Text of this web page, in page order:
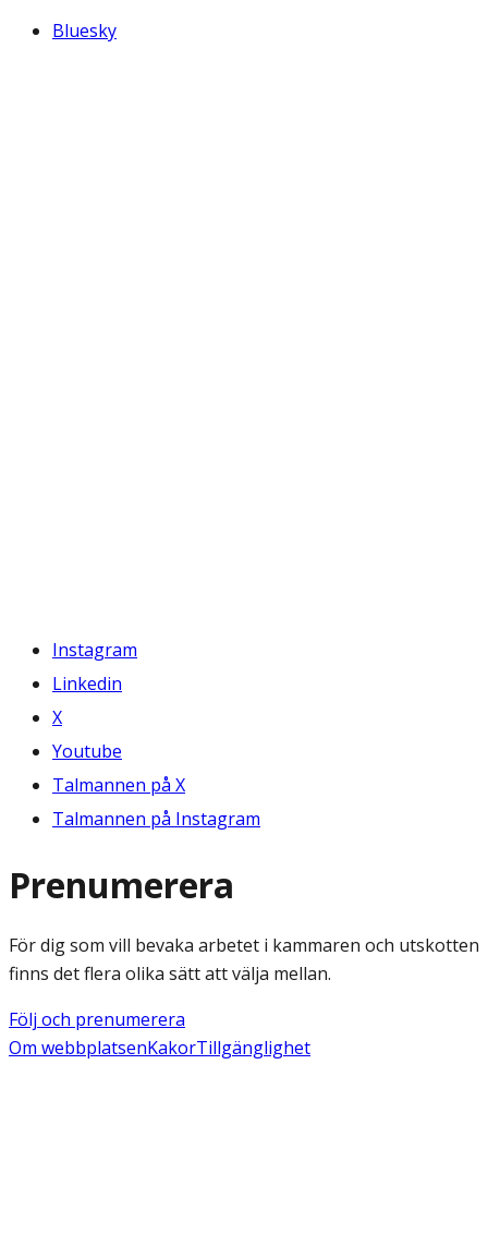
Bluesky
Instagram
Linkedin
X
Youtube
Talmannen på X
Talmannen på Instagram
Prenumerera
För dig som vill bevaka arbetet i kammaren och utskotten
finns det flera olika sätt att välja mellan.
Följ och prenumerera
Om webbplatsenKakorTillgänglighet